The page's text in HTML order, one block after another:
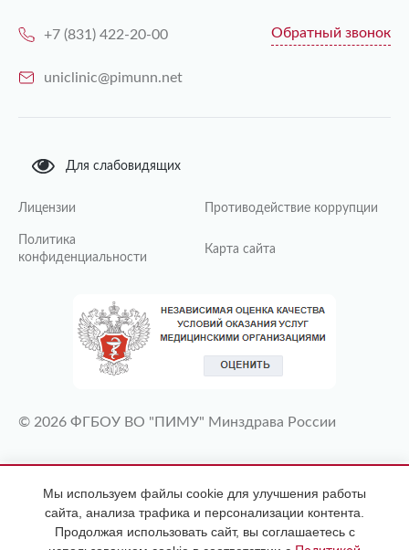
+7 (831) 422-20-00 Обратный звонок
uniclinic@pimunn.net
Для слабовидящих
Лицензии Противодействие коррупции
Политика
конфиденциальности
Карта сайта
© 2026 ФГБОУ ВО "ПИМУ" Минздрава России
ИМЕЮТСЯ ПРОТИВОПОКАЗАНИЯ
НЕОБХОДИМА КОНСУЛЬТАЦИЯ
СПЕЦИАЛИСТА
Мы используем файлы cookie для улучшения работы
сайта, анализа трафика и персонализации контента.
Продолжая использовать сайт, вы соглашаетесь с